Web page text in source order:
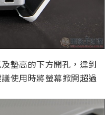
墊高的下方開孔，達到
使用時將螢幕掀開超過